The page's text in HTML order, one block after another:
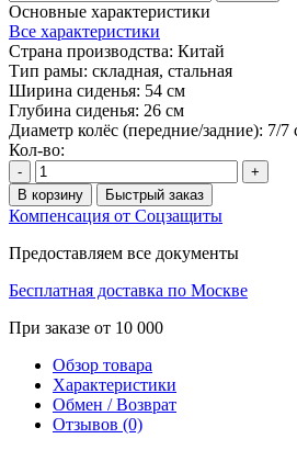
Основные характеристики
Все характеристики
Страна производства: Китай
Тип рамы: складная, стальная
Ширина сиденья: 54 см
Глубина сиденья: 26 см
Диаметр колёс (передние/задние): 7/7
Кол-во:
-
+
В корзину
Быстрый заказ
Компенсация от Соцзащиты
Предоставляем все документы
Бесплатная доставка по Москве
При заказе от 10 000
Обзор товара
Характеристики
Обмен / Возврат
Отзывов (0)